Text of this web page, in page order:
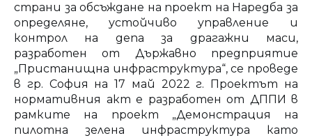
страни за обсъждане на проект на Наредба за
определяне, устойчиво управление и
контрол на депа за драгажни маси,
разработен от Държавно предприятие
„Пристанищна инфраструктура“, се проведе
в гр. София на 17 май 2022 г. Проектът на
нормативния акт е разработен от ДППИ в
рамките на проект „Демонстрация на
пилотна зелена инфраструктура като